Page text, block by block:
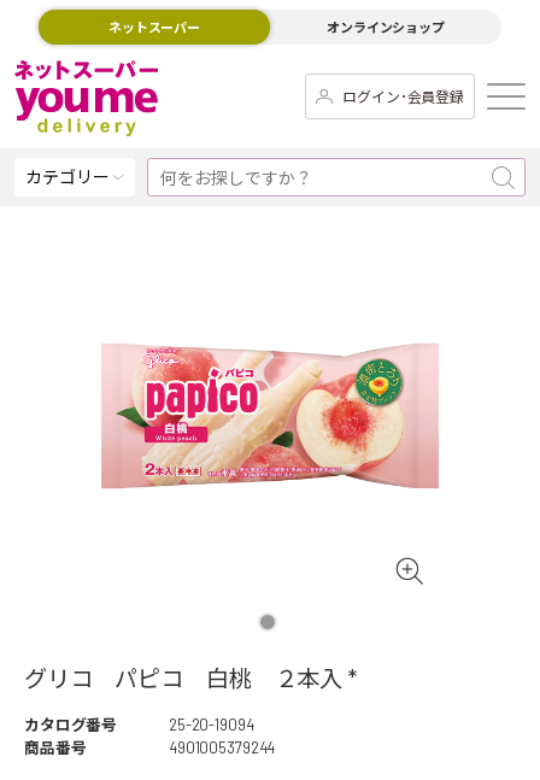
ネットスーパー オンラインショップ
ログイン･会員登録
カテゴリー
グリコ パピコ 白桃 ２本入 *
カタログ番号
25-20-19094
商品番号
4901005379244